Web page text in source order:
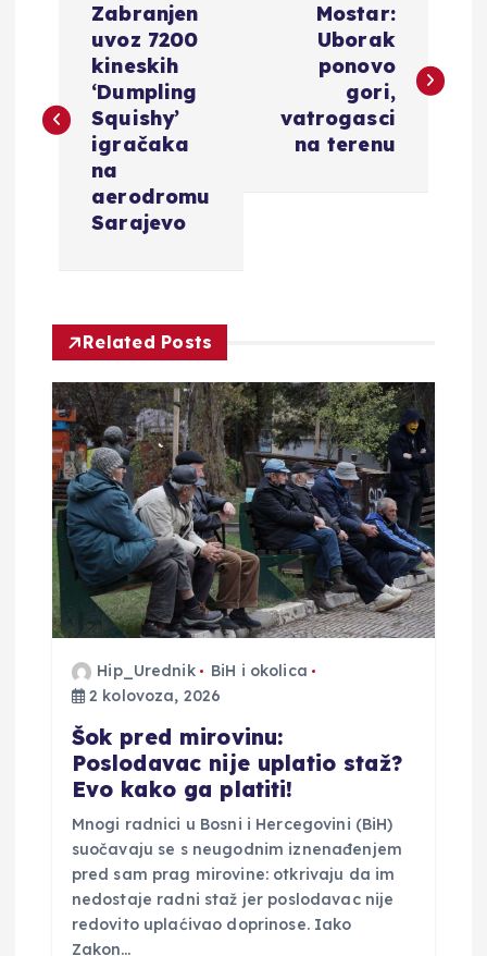
v
c
a
o
b
Zabranjen
uvoz 7200
kineskih
‘Dumpling
Squishy’
igračaka
na
aerodromu
Sarajevo
Mostar:
Uborak
ponovo
gori,
vatrogasci
na terenu
Related Posts
Hip_Urednik
BiH i okolica
2 kolovoza, 2026
Šok pred mirovinu:
Poslodavac nije uplatio staž?
Evo kako ga platiti!
Mnogi radnici u Bosni i Hercegovini (BiH)
suočavaju se s neugodnim iznenađenjem
pred sam prag mirovine: otkrivaju da im
nedostaje radni staž jer poslodavac nije
redovito uplaćivao doprinose. Iako
Zakon…